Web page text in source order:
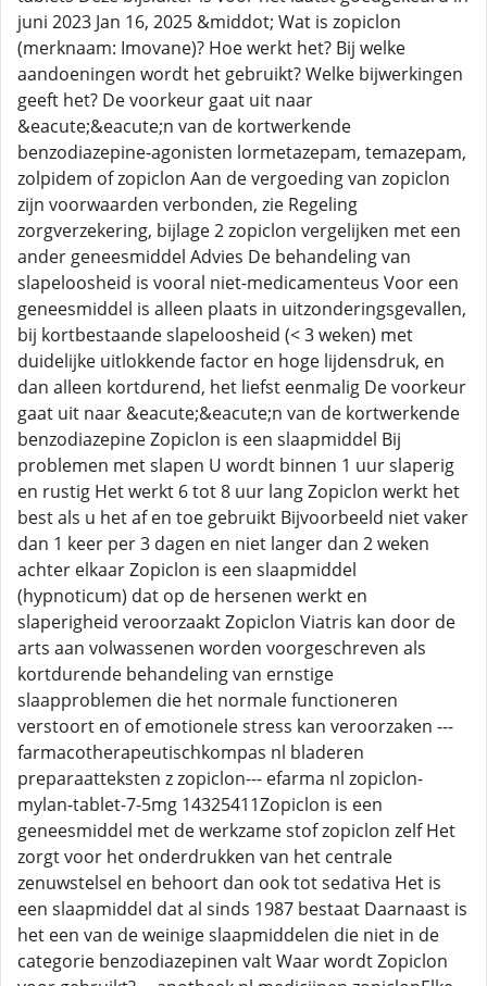
juni 2023 Jan 16, 2025 &middot; Wat is zopiclon
(merknaam: Imovane)? Hoe werkt het? Bij welke
aandoeningen wordt het gebruikt? Welke bijwerkingen
geeft het? De voorkeur gaat uit naar
&eacute;&eacute;n van de kortwerkende
benzodiazepine-agonisten lormetazepam, temazepam,
zolpidem of zopiclon Aan de vergoeding van zopiclon
zijn voorwaarden verbonden, zie Regeling
zorgverzekering, bijlage 2 zopiclon vergelijken met een
ander geneesmiddel Advies De behandeling van
slapeloosheid is vooral niet-medicamenteus Voor een
geneesmiddel is alleen plaats in uitzonderingsgevallen,
bij kortbestaande slapeloosheid (< 3 weken) met
duidelijke uitlokkende factor en hoge lijdensdruk, en
dan alleen kortdurend, het liefst eenmalig De voorkeur
gaat uit naar &eacute;&eacute;n van de kortwerkende
benzodiazepine Zopiclon is een slaapmiddel Bij
problemen met slapen U wordt binnen 1 uur slaperig
en rustig Het werkt 6 tot 8 uur lang Zopiclon werkt het
best als u het af en toe gebruikt Bijvoorbeeld niet vaker
dan 1 keer per 3 dagen en niet langer dan 2 weken
achter elkaar Zopiclon is een slaapmiddel
(hypnoticum) dat op de hersenen werkt en
slaperigheid veroorzaakt Zopiclon Viatris kan door de
arts aan volwassenen worden voorgeschreven als
kortdurende behandeling van ernstige
slaapproblemen die het normale functioneren
verstoort en of emotionele stress kan veroorzaken ---
farmacotherapeutischkompas nl bladeren
preparaatteksten z zopiclon--- efarma nl zopiclon-
mylan-tablet-7-5mg 14325411Zopiclon is een
geneesmiddel met de werkzame stof zopiclon zelf Het
zorgt voor het onderdrukken van het centrale
zenuwstelsel en behoort dan ook tot sedativa Het is
een slaapmiddel dat al sinds 1987 bestaat Daarnaast is
het een van de weinige slaapmiddelen die niet in de
categorie benzodiazepinen valt Waar wordt Zopiclon